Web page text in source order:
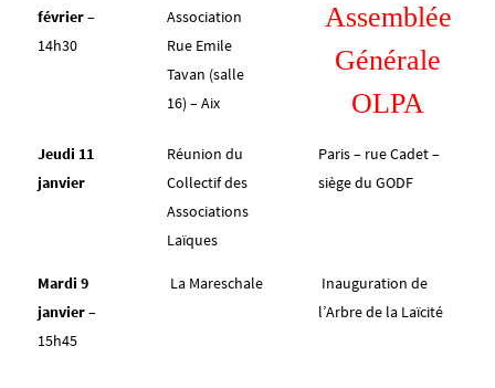
février–
14h30
Association
Rue Emile
Tavan (salle
16) – Aix
Assemblée
Générale
OLPA
Jeudi 11
janvier
Réunion du
Collectif des
Associations
Laïques
Paris – rue Cadet –
siège du GODF
Mardi 9
janvier –
15h45
La Mareschale
Inauguration de
l’Arbre de la Laïcité